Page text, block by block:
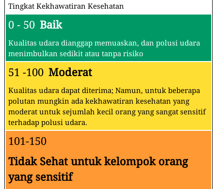
Tingkat Kekhawatiran Kesehatan
0 - 50 Baik
Kualitas udara dianggap memuaskan, dan polusi udara
menimbulkan sedikit atau tanpa risiko
51 -100 Moderat
Kualitas udara dapat diterima; Namun, untuk beberapa
polutan mungkin ada kekhawatiran kesehatan yang
moderat untuk sejumlah kecil orang yang sangat sensitif
terhadap polusi udara.
101-150
Tidak Sehat untuk kelompok orang
yang sensitif